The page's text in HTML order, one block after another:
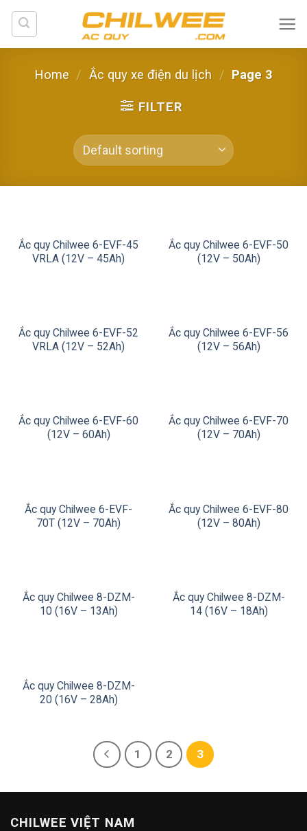
Skip
content
Home / Ắc quy xe điện du lịch / Page 3
FILTER
man-
dem-
xiaomi-
10s/
70vg
Ắc quy Chilwee 6-EVF-45
VRLA (12V – 45Ah)
Ắc quy Chilwee 6-EVF-50
(12V – 50Ah)
Ắc quy Chilwee 6-EVF-52
VRLA (12V – 52Ah)
Ắc quy Chilwee 6-EVF-56
(12V – 56Ah)
Ắc quy Chilwee 6-EVF-60
(12V – 60Ah)
Ắc quy Chilwee 6-EVF-70
(12V – 70Ah)
Ắc quy Chilwee 6-EVF-
70T (12V – 70Ah)
Ắc quy Chilwee 6-EVF-80
(12V – 80Ah)
Ắc quy Chilwee 8-DZM-
10 (16V – 13Ah)
Ắc quy Chilwee 8-DZM-
14 (16V – 18Ah)
Ắc quy Chilwee 8-DZM-
20 (16V – 28Ah)
1 2 3
CHILWEE VIỆT NAM